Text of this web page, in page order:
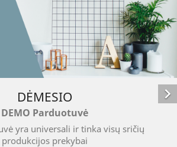
DĖMESIO
DEMO Parduotuvė
parduotuvė yra universali ir tinka visų
produkcijos prekybai
